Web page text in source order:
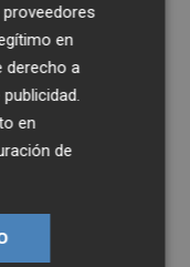
calidad,
necesidad
Francisco,
y bonito
por lo
delantero
en
derecho a
en
de